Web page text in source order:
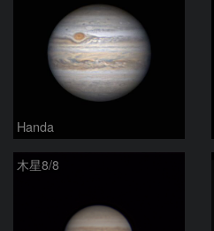
Handa
木星8/8